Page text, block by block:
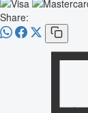
Share: